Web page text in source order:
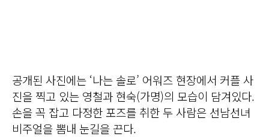
공개된 사진에는 ‘나는 솔로’ 어워즈 현장에서 커플 사
진을 찍고 있는 영철과 현숙(가명)의 모습이 담겨있다.
손을 꼭 잡고 다정한 포즈를 취한 두 사람은 선남선녀
비주얼을 뽐내 눈길을 끈다.